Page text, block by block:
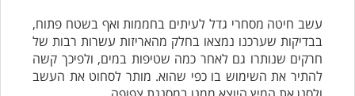
עשב חיטה מסחרי גדל לעיתים בחממות ואף בשטח פתוח,
בבדיקות שערכנו נמצאו בחלק מהאריזות עשרות רבות של
חרקים שנותרו גם לאחר כמה שטיפות במים, ולפיכך קשה
להתיר את השימוש בו כפי שהוא. מותר לסחוט את העשב